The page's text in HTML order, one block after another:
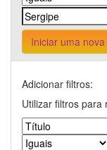
Iniciar uma
Adicionar filtros:
Utilizar filtros para